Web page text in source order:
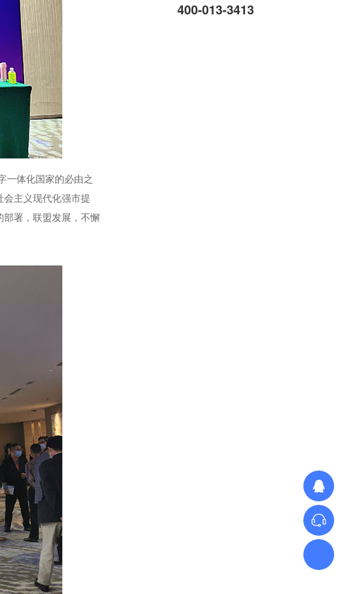
一体化国家的必由之
主义现代化强市提
部署，联盟发展，不懈
三相MH数字调功器80~600A
400-013-3413